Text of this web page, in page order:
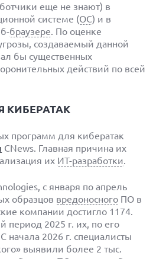
еще не знают) в
системе (ОС) и в
браузере. По оценке
создаваемый данной
бы существенных
действий по всей
КИБЕРАТАК
программ для кибератак
CNews. Главная причина их
их ИТ-разработки.
с января по апрель
образцов вредоносного ПО в
компании достигло 1174.
период 2025 г. их, по его
2026 г. специалисты
выявили более 2 тыс.